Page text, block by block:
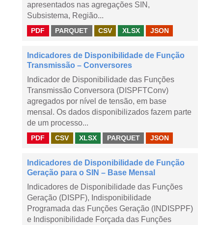
apresentados nas agregações SIN,
Subsistema, Região...
PDF PARQUET CSV XLSX JSON
Indicadores de Disponibilidade de Função
Transmissão – Conversores
Indicador de Disponibilidade das Funções
Transmissão Conversora (DISPFTConv)
agregados por nível de tensão, em base
mensal. Os dados disponibilizados fazem parte
de um processo...
PDF CSV XLSX PARQUET JSON
Indicadores de Disponibilidade de Função
Geração para o SIN – Base Mensal
Indicadores de Disponibilidade das Funções
Geração (DISPF), Indisponibilidade
Programada das Funções Geração (INDISPPF)
e Indisponibilidade Forçada das Funções